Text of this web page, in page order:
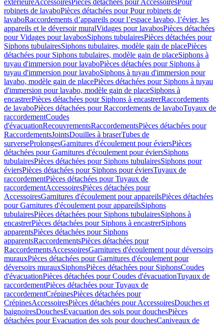
extérieureAccessoiresPièces détachées pour AccessoiresPour
robinets de lavaboPièces détachées pour Pour robinets de
lavaboRaccordements d’appareils pour l’espace lavabo, l’évier, les
appareils et le déversoir muralVidages pour lavabosPièces détachées
pour Vidages pour lavabosSiphons tubulairesPièces détachées pour
Siphons tubulairesSiphons tubulaires, modèle gain de placePièces
détachées pour Siphons tubulaires, modèle gain de placeSiphons à
tuyau d'immersion pour lavaboPièces détachées pour Siphons à
tuyau d'immersion pour lavaboSiphons à tuyau d'immersion pour
lavabo, modèle gain de placePièces détachées pour Siphons à tuyau
d'immersion pour lavabo, modèle gain de placeSiphons à
encastrerPièces détachées pour Siphons à encastrerRaccordements
de lavaboPièces détachées pour Raccordements de lavaboTuyaux de
raccordementCoudes
d'évacuationRecouvrementsRaccordementsPièces détachées pour
RaccordementsJointsDouilles à braserTubes de
surverseProlongesGarnitures d'écoulement pour éviersPièces
détachées pour Garnitures d'écoulement pour éviersSiphons
tubulairesPièces détachées pour Siphons tubulairesSiphons pour
éviersPièces détachées pour Siphons pour éviersTuyaux de
raccordementPièces détachées pour Tuyaux de
raccordementAccessoiresPièces détachées pour
AccessoiresGarnitures d'écoulement pour appareilsPièces détachées
pour Garnitures d'écoulement pour appareilsSiphons
tubulairesPièces détachées pour Siphons tubulairesSiphons à
encastrerPièces détachées pour Siphons à encastrerSiphons
apparentsPièces détachées pour Siphons
apparentsRaccordementsPièces détachées pour
RaccordementsAccessoiresGarnitures d'écoulement pour déversoirs
murauxPièces détachées pour Garnitures d'écoulement pour
déversoirs murauxSiphonsPièces détachées pour SiphonsCoudes
d'évacuationPièces détachées pour Coudes d'évacuationTuyaux de
raccordementPièces détachées pour Tuyaux de
raccordementCrépinesPièces détachées pour
CrépinesAccessoiresPièces détachées pour AccessoiresDouches et
baignoiresDouchesEvacuation des sols pour douchesPièces
détachées pour Evacuation des sols pour douchesCaniveaux de